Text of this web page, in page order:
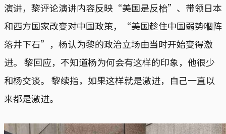
演讲，黎评论演讲内容反映“美国是反枱”、带领日本
和西方国家改变对中国政策，“美国趁住中国弱势嗰阵
落井下石”，杨认为黎的政治立场由当时开始变得激
进。 黎回应，不知道杨为何会有这样的印象，他很少
和杨交谈。 黎续指，如果这样就是激进，自己一直以
来都是激进。